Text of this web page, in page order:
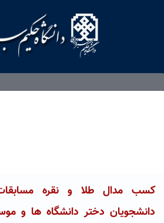
کسب مدال طلا و نقره مسابقات
دانشجویان دختر دانشگاه ها و